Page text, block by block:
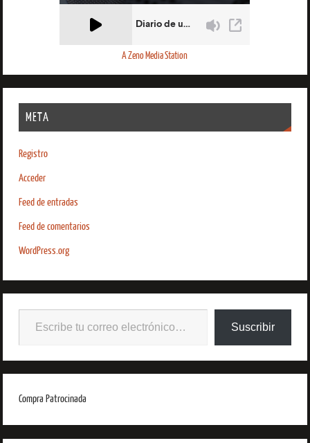
A Zeno Media Station
META
Registro
Acceder
Feed de entradas
Feed de comentarios
WordPress.org
Suscribir
Compra Patrocinada